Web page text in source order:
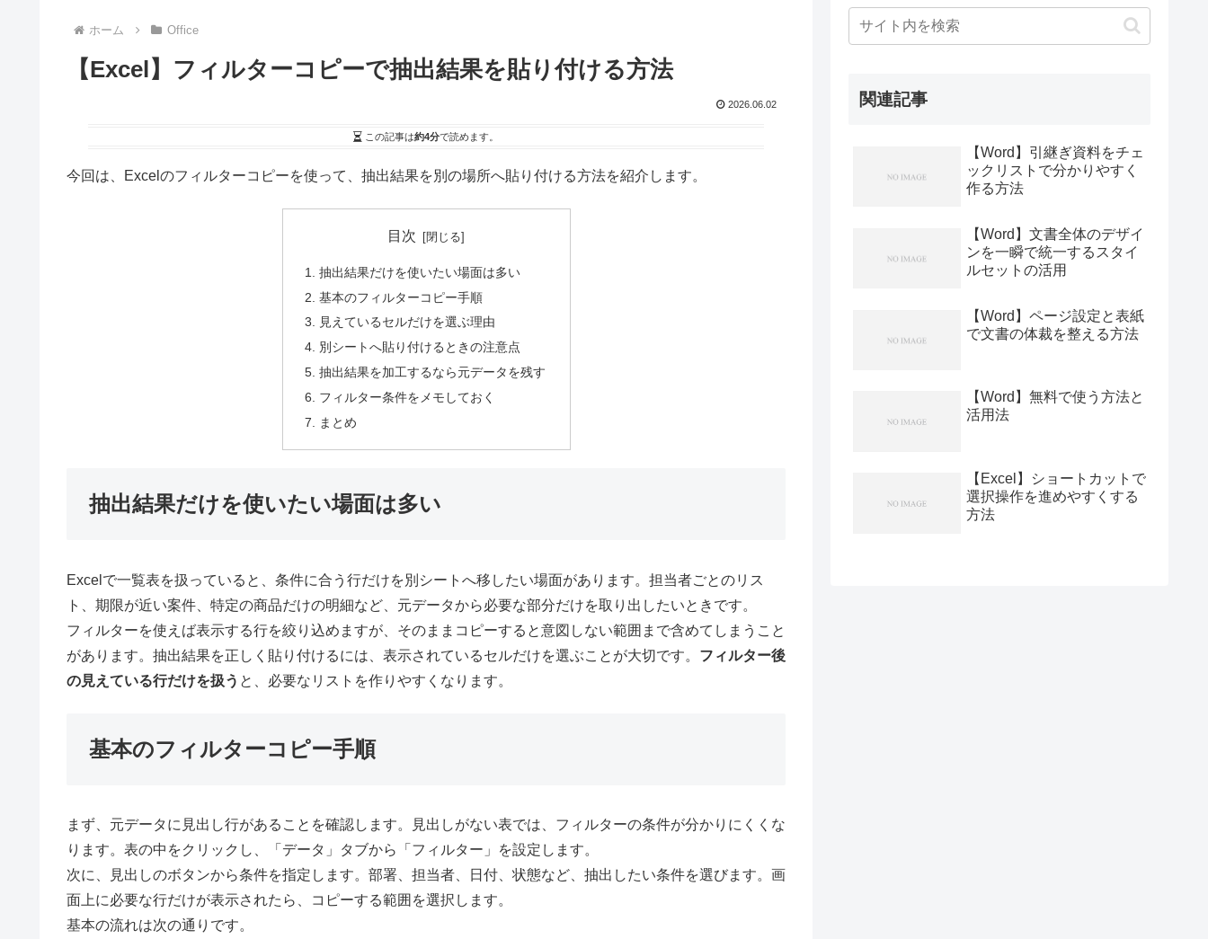
ホーム Office
【Excel】フィルターコピーで抽出結果を貼り付ける方法
2026.06.02
この記事は約4分で読めます。
今回は、Excelのフィルターコピーを使って、抽出結果を別の場所へ貼り付ける方法を紹介します。
目次
抽出結果だけを使いたい場面は多い
基本のフィルターコピー手順
見えているセルだけを選ぶ理由
別シートへ貼り付けるときの注意点
抽出結果を加工するなら元データを残す
フィルター条件をメモしておく
まとめ
抽出結果だけを使いたい場面は多い
Excelで一覧表を扱っていると、条件に合う行だけを別シートへ移したい場面があります。担当者ごとのリス
ト、期限が近い案件、特定の商品だけの明細など、元データから必要な部分だけを取り出したいときです。
フィルターを使えば表示する行を絞り込めますが、そのままコピーすると意図しない範囲まで含めてしまうこと
があります。抽出結果を正しく貼り付けるには、表示されているセルだけを選ぶことが大切です。 フィルター後
の見えている行だけを扱う と、必要なリストを作りやすくなります。
基本のフィルターコピー手順
まず、元データに見出し行があることを確認します。見出しがない表では、フィルターの条件が分かりにくくな
ります。表の中をクリックし、「データ」タブから「フィルター」を設定します。
次に、見出しのボタンから条件を指定します。部署、担当者、日付、状態など、抽出したい条件を選びます。画
面上に必要な行だけが表示されたら、コピーする範囲を選択します。
基本の流れは次の通りです。
関連記事
【Word】引継ぎ資料をチェ
ックリストで分かりやすく
作る方法
【Word】文書全体のデザイ
ンを一瞬で統一するスタイ
ルセットの活用
【Word】ページ設定と表紙
で文書の体裁を整える方法
【Word】無料で使う方法と
活用法
【Excel】ショートカットで
選択操作を進めやすくする
方法